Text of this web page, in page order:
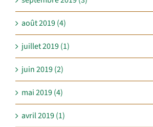
août 2019 (4)
juillet 2019 (1)
juin 2019 (2)
mai 2019 (4)
avril 2019 (1)